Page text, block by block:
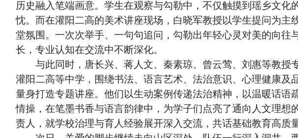
历史融入笔端画意。学生在观察与勾勒中，不仅触摸到瑶乡文化
忱。而在灌阳二高的美术讲座现场，白晓军教授以学生提问为主
堂氛围。一次次举手、一句句追问，勾勒出年轻心灵对美的向往
长，专业认知在交流中不断深化。
与此同时，唐长兴、蒋人文、秦素琼、曾云莺、刘惠等教授
灌阳二高等中学，围绕书法、语言艺术、法治意识、心理健康及
量身打造专题讲座。他们以生动案例传递法治精神，以温暖话语
情操，在笔墨书香与语言韵律中，为学子们点亮了通向人文理想
责人，就学校治理与育人经验展开深入交流，共话基础教育高质